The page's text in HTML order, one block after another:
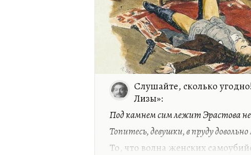
Слушайте, сколько
Лизы»:
Под камнем сим лежит Эрастова
Топитесь, девушки, в пруду
То, что волна женских